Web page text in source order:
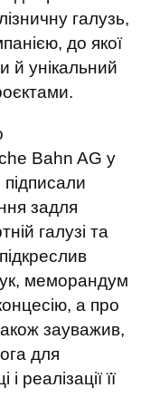
галузь,
до якої
й унікальний
Bahn AG у
задля
галузі та
меморандум
а про
зауважив,
для
реалізації її